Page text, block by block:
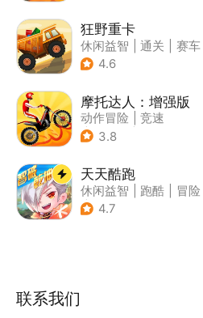
狂野重卡
休闲益智 通关
赛车
4.6
摩托达人：增强版
动作冒险
竞速
| 摩托车
3.8
天天酷跑
休闲益智 跑酷
冒险
| 萌系
4.7
联系我们